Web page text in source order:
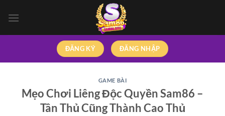
qua
ĐĂNG KÝ ĐĂNG NHẬP
GAME BÀI
Mẹo Chơi Liêng Độc Quyền Sam86 –
Tân Thủ Cũng Thành Cao Thủ